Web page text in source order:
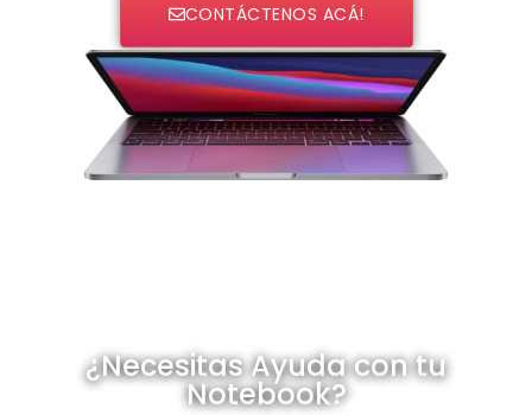
CONTÁCTENOS ACÁ!
¿Necesitas Ayuda con tu
Notebook?